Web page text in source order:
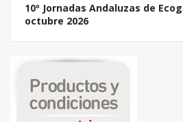
10º Jornadas Andaluzas de
octubre 2026